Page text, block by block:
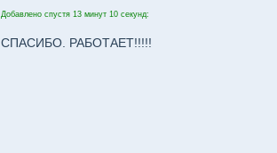
Добавлено спустя 13 минут 10 секунд:
СПАСИБО. РАБОТАЕТ!!!!!